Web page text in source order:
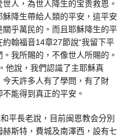
人，為世人降生的宝贵救恩。
降生帶給人類的平安，這平安
乎萬民的。而且耶穌降生的平
翰福音14章27節說“我留下平
我所賜的，不像世人所賜的。
他說，我們認識了主耶穌真
天許多人有了學問，有了財
能得到真正的平安。
長老說，目前闽恩教会分別
斯特，費城及南澤西，設有七